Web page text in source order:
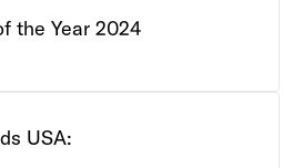
the Year 2024
USA: